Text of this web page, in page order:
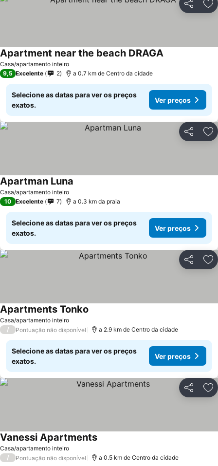
Partilhar
Casa/apartamento inteiro
Apartment near the beach DRAGA
9,5 Excelente 2 a 0.7 km de Centro da cidade
Selecione as datas para ver os preços
exatos.
Ver preços
Partilhar
Casa/apartamento inteiro
Apartman Luna
10 Excelente 7 a 0.3 km da praia
Selecione as datas para ver os preços
exatos.
Ver preços
Partilhar
Casa/apartamento inteiro
Apartments Tonko
/ Pontuação não disponível a 2.9 km de Centro da cidade
Selecione as datas para ver os preços
exatos.
Ver preços
Partilhar
Casa/apartamento inteiro
Vanessi Apartments
/ Pontuação não disponível a 0.5 km de Centro da cidade